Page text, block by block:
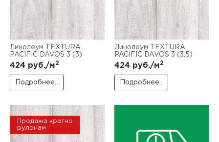
Линолеум TEXTURA
PACIFIC DAVOS 3 (3)
424 руб./м2
Подробнее...
Линолеум TEXTURA
PACIFIC DAVOS 3 (3,5)
424 руб./м2
Подробнее...
Продажа кратно
рулонам